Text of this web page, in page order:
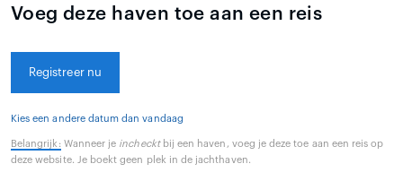
Voeg deze haven toe aan een reis
Registreer nu
Kies een andere datum dan vandaag
Belangrijk: Wanneer je inchecktbij een haven, voeg je deze toe aan een reis op
deze website. Je boekt geen plek in de jachthaven.